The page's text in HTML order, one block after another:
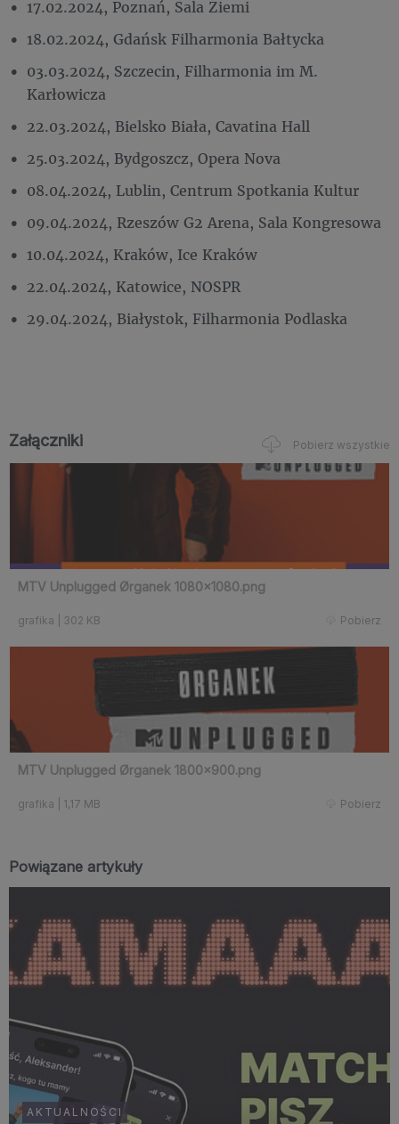
17.02.2024, Poznań, Sala Ziemi
18.02.2024, Gdańsk Filharmonia Bałtycka
03.03.2024, Szczecin, Filharmonia im M.
Karłowicza
22.03.2024, Bielsko Biała, Cavatina Hall
25.03.2024, Bydgoszcz, Opera Nova
08.04.2024, Lublin, Centrum Spotkania Kultur
09.04.2024, Rzeszów G2 Arena, Sala Kongresowa
10.04.2024, Kraków, Ice Kraków
22.04.2024, Katowice, NOSPR
29.04.2024, Białystok, Filharmonia Podlaska
Załączniki Pobierz wszystkie
MTV Unplugged Ørganek 1080x1080.png
grafika 302 KB Pobierz
MTV Unplugged Ørganek 1800x900.png
grafika 1,17 MB Pobierz
Powiązane artykuły
AKTUALNOŚCI